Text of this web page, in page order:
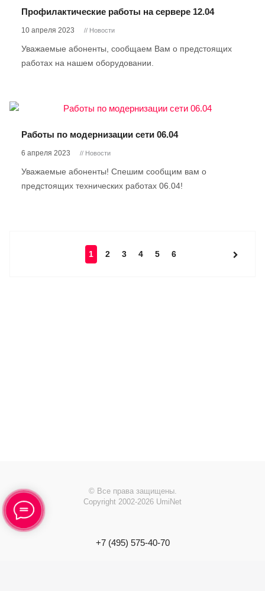
Профилактические работы на сервере 12.04
10 апреля 2023 // Новости
Уважаемые абоненты, сообщаем Вам о предстоящих
работах на нашем оборудовании.
Работы по модернизации сети 06.04
6 апреля 2023 // Новости
Уважаемые абоненты! Спешим сообщим вам о
предстоящих технических работах 06.04!
1 2 3 4 5 6
© Все права защищены.
Copyright 2002-2026 UmiNet
+7 (495) 575-40-70